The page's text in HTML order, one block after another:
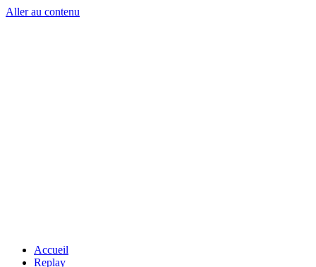
Aller au contenu
Accueil
Replay